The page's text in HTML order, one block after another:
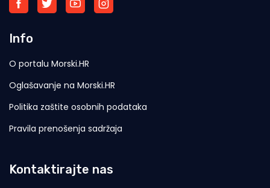
Info
O portalu Morski.HR
Oglašavanje na Morski.HR
Politika zaštite osobnih podataka
Pravila prenošenja sadržaja
Kontaktirajte nas